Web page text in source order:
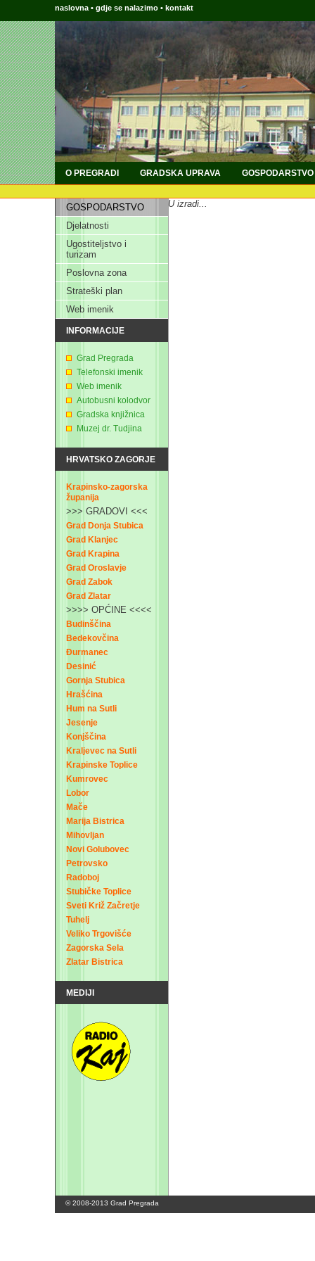
naslovna • gdje se nalazimo • kontakt
O PREGRADI GRADSKA UPRAVA GOSPODARSTVO
GOSPODARSTVO
Djelatnosti
Ugostiteljstvo i
turizam
Poslovna zona
Strateški plan
Web imenik
INFORMACIJE
Grad Pregrada
Telefonski imenik
Web imenik
Autobusni kolodvor
Gradska knjižnica
Muzej dr. Tudjina
HRVATSKO ZAGORJE
Krapinsko-zagorska
županija
>>> GRADOVI <<<
Grad Donja Stubica
Grad Klanjec
Grad Krapina
Grad Oroslavje
Grad Zabok
Grad Zlatar
>>>> OPĆINE <<<<
Budinščina
Bedekovčina
Đurmanec
Desinić
Gornja Stubica
Hrašćina
Hum na Sutli
Jesenje
Konjščina
Kraljevec na Sutli
Krapinske Toplice
Kumrovec
Lobor
Mače
Marija Bistrica
Mihovljan
Novi Golubovec
Petrovsko
Radoboj
Stubičke Toplice
Sveti Križ Začretje
Tuhelj
Veliko Trgovišće
Zagorska Sela
Zlatar Bistrica
MEDIJI
U izradi...
© 2008-2013 Grad Pregrada